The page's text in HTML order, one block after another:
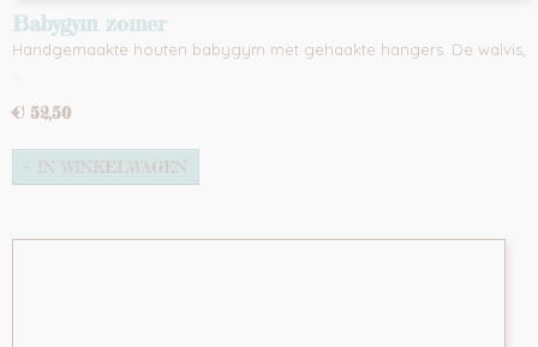
Babygym zomer
Handgemaakte houten babygym met gehaakte hangers. De walvis,
…
€ 52,50
IN WINKELWAGEN